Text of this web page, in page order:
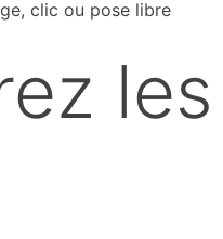
clic ou pose libre
les